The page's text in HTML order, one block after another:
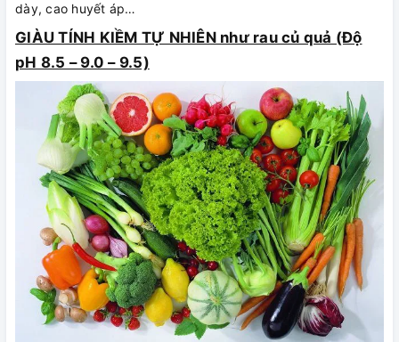
dày, cao huyết áp…
GIÀU TÍNH KIỀM TỰ NHIÊN như rau củ quả (Độ
pH 8.5 – 9.0 – 9.5)